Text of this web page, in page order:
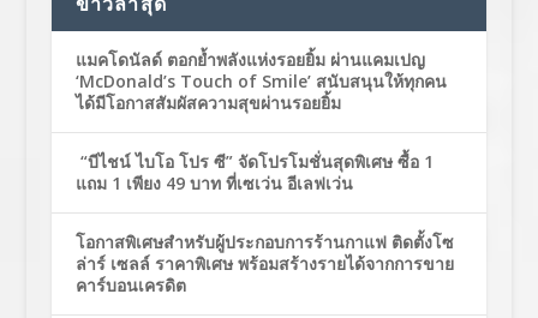
แมคโดนัลด์ ตอกย้ำพลังแห่งรอยยิ้ม ผ่านแคมเปญ
‘McDonald’s Touch of Smile’ สนับสนุนให้ทุกคน
ได้มีโอกาสสัมผัสความสุขผ่านรอยยิ้ม
“บีไชน์ ไบโอ โปร ซี” จัดโปรโมชั่นสุดพิเศษ ซื้อ 1
แถม 1 เพียง 49 บาท ที่เซเว่น อีเลฟเว่น
โอกาสพิเศษสำหรับผู้ประกอบการร้านกาแฟ ติดตั้งโซ
ล่าร์ เซลล์ ราคาพิเศษ พร้อมสร้างรายได้จากการขาย
คาร์บอนเครดิต